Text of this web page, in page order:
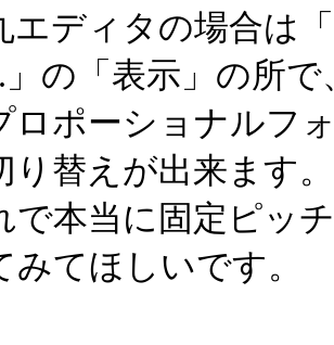
エディタの場合は
」の「表示」の所で
ロポーショナルフ
り替えが出来ます。
で本当に固定ピッ
みてほしいです。